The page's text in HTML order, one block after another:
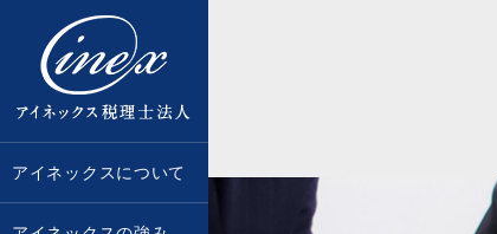
アイネックスについて